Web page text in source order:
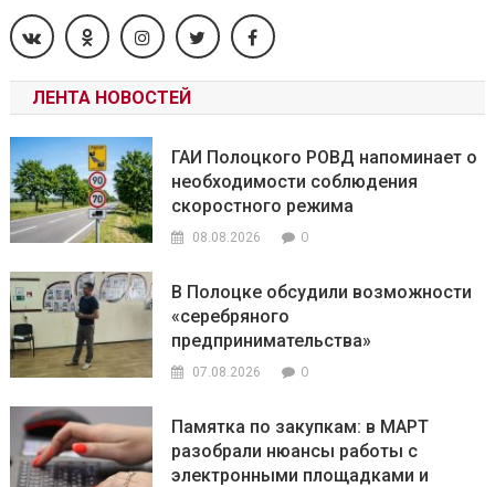
ЛЕНТА НОВОСТЕЙ
ГАИ Полоцкого РОВД напоминает о
необходимости соблюдения
скоростного режима
08.08.2026 0
В Полоцке обсудили возможности
«серебряного
предпринимательства»
07.08.2026 0
Памятка по закупкам: в МАРТ
разобрали нюансы работы с
электронными площадками и